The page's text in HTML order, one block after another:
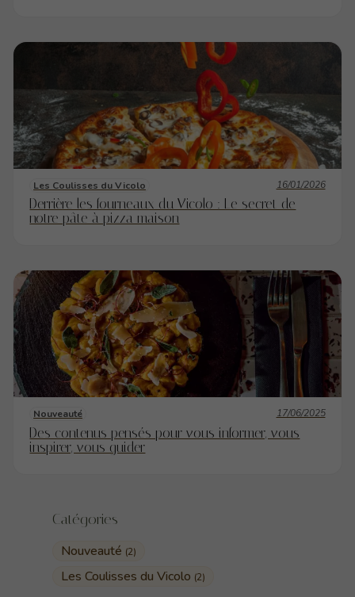
Catégories
Nouveauté (2)
Les Coulisses du Vicolo (2)
Les Coulisses du Vicolo 16/01/2026
Derrière les fourneaux du Vicolo : Le secret de
notre pâte à pizza maison
Nouveauté 17/06/2025
Des contenus pensés pour vous informer, vous
inspirer, vous guider